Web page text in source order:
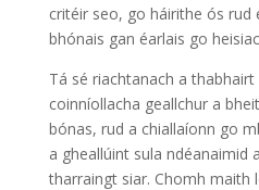
critéir seo, go háirithe ós rud
bhónais gan éarlais go
Tá sé riachtanach a
coinníollacha geallchur a
bónas, rud a chiallaíonn go
a gheallúint sula ndéanaimid
tharraingt siar. Chomh maith